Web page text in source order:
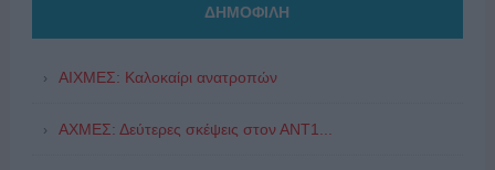
ΔΗΜΟΦΙΛΗ
ΑΙΧΜΕΣ: Καλοκαίρι ανατροπών
ΑΧΜΕΣ: Δεύτερες σκέψεις στον ΑΝΤ1...